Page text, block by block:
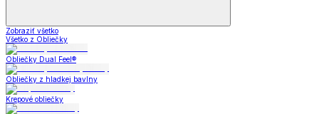
Zobraziť všetko
Všetko z Obliečky
Obliečky Dual Feel®
Obliečky z hladkej bavlny
Krepové obliečky